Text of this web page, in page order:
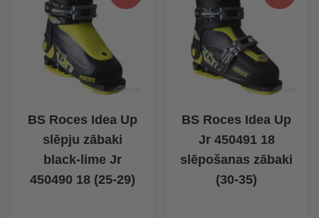
BS Roces Idea Up
slēpju zābaki
black-lime Jr
450490 18 (25-29)
BS Roces Idea Up
Jr 450491 18
slēpošanas zābaki
(30-35)